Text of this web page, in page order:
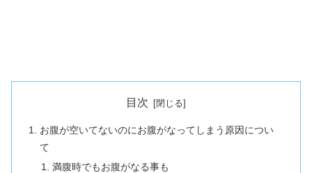
目次
お腹が空いてないのにお腹がなってしまう原因につい
て
満腹時でもお腹がなる事も